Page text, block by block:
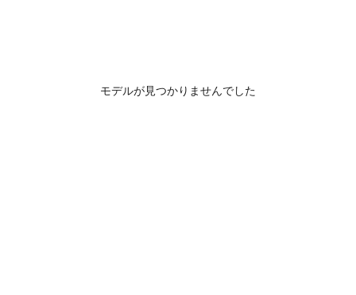
モデルが見つかりませんでした